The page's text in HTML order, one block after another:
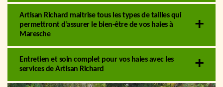
Artisan Richard maitrise tous les types de tailles qui
permettront d’assurer le bien-être de vos haies à
Maresche
Entretien et soin complet pour vos haies avec les
services de Artisan Richard